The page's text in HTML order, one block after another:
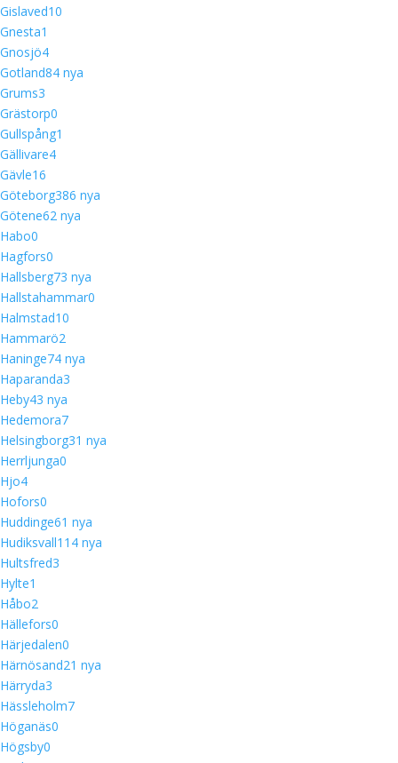
Gislaved10
Gnesta1
Gnosjö4
Gotland84 nya
Grums3
Grästorp0
Gullspång1
Gällivare4
Gävle16
Göteborg386 nya
Götene62 nya
Habo0
Hagfors0
Hallsberg73 nya
Hallstahammar0
Halmstad10
Hammarö2
Haninge74 nya
Haparanda3
Heby43 nya
Hedemora7
Helsingborg31 nya
Herrljunga0
Hjo4
Hofors0
Huddinge61 nya
Hudiksvall11 4 nya
Hultsfred3
Hylte1
Håbo2
Hällefors0
Härjedalen0
Härnösand21 nya
Härryda3
Hässleholm7
Höganäs0
Högsby0